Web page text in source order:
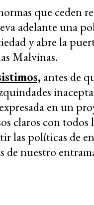
que ceden
adelante una
y abre la
Malvinas.
antes de
en un
claros con todos
las políticas de
de nuestro